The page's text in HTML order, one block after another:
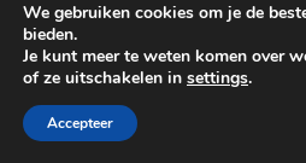
We gebruiken cookies om je de
bieden.
Je kunt meer te weten komen over
of ze uitschakelen in settings.
Accepteer